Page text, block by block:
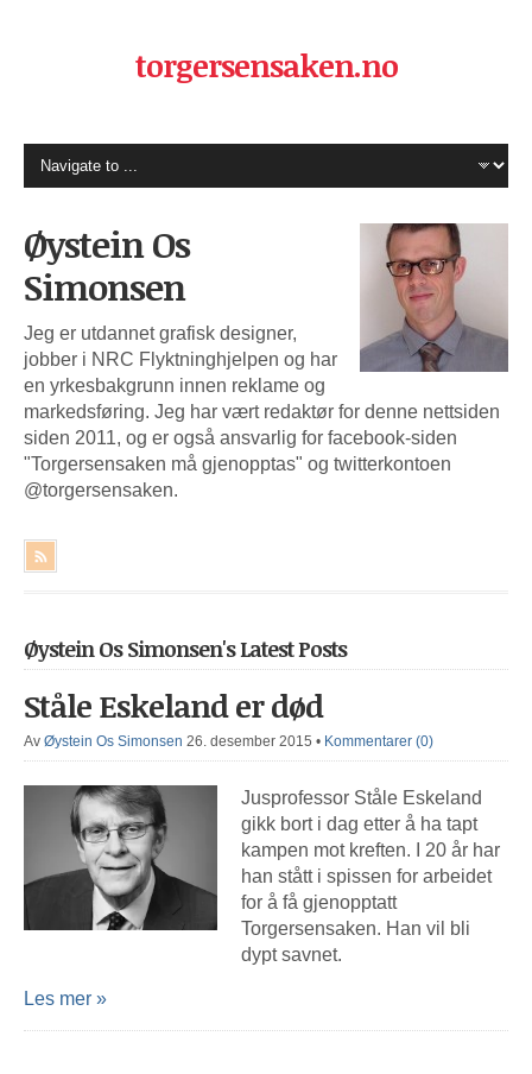
torgersensaken.no
Øystein Os
Simonsen
Jeg er utdannet grafisk designer,
jobber i NRC Flyktninghjelpen og har
en yrkesbakgrunn innen reklame og
markedsføring. Jeg har vært redaktør for denne nettsiden
siden 2011, og er også ansvarlig for facebook-siden
"Torgersensaken må gjenopptas" og twitterkontoen
@torgersensaken.
Øystein Os Simonsen's Latest Posts
Ståle Eskeland er død
Av Øystein Os Simonsen 26. desember 2015 • Kommentarer (0)
Jusprofessor Ståle Eskeland
gikk bort i dag etter å ha tapt
kampen mot kreften. I 20 år har
han stått i spissen for arbeidet
for å få gjenopptatt
Torgersensaken. Han vil bli
dypt savnet.
Les mer »